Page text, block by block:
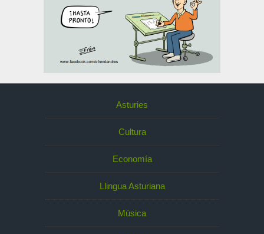
Asturies
Cultura
Economía
Llingua Asturiana
Música